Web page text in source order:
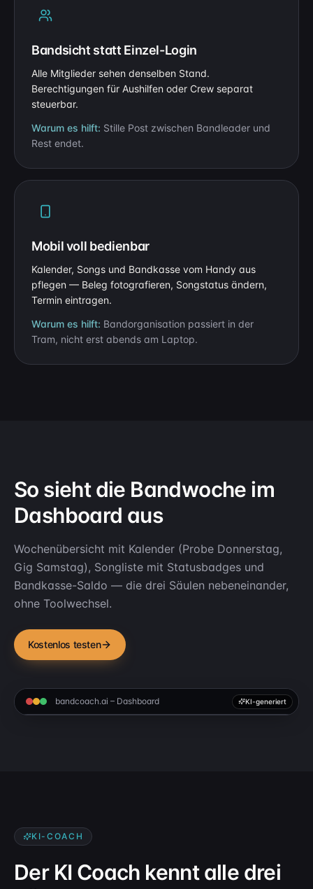
Bandsicht statt Einzel-Login
Alle Mitglieder sehen denselben Stand.
Berechtigungen für Aushilfen oder Crew separat
steuerbar.
Warum es hilft: Stille Post zwischen Bandleader und
Rest endet.
Mobil voll bedienbar
Kalender, Songs und Bandkasse vom Handy aus
pflegen — Beleg fotografieren, Songstatus ändern,
Termin eintragen.
Warum es hilft: Bandorganisation passiert in der
Tram, nicht erst abends am Laptop.
So sieht die Bandwoche im
Dashboard aus
Wochenübersicht mit Kalender (Probe Donnerstag,
Gig Samstag), Songliste mit Statusbadges und
Bandkasse-Saldo — die drei Säulen nebeneinander,
ohne Toolwechsel.
Kostenlos testen
bandcoach.ai – Dashboard KI-generiert
KI-COACH
Der KI Coach kennt alle drei